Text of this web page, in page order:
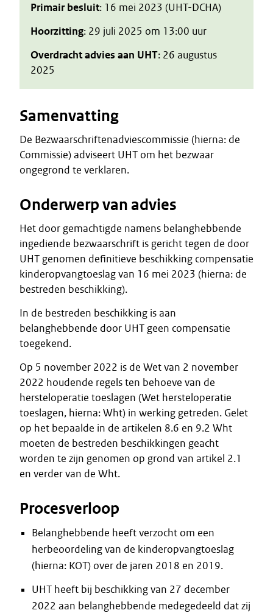
Primair besluit: 16 mei 2023 (UHT-DCHA)
Hoorzitting: 29 juli 2025 om 13:00 uur
Overdracht advies aan UHT: 26 augustus
2025
Samenvatting
De Bezwaarschriftenadviescommissie (hierna: de
Commissie) adviseert UHT om het bezwaar
ongegrond te verklaren.
Onderwerp van advies
Het door gemachtigde namens belanghebbende
ingediende bezwaarschrift is gericht tegen de door
UHT genomen definitieve beschikking compensatie
kinderopvangtoeslag van 16 mei 2023 (hierna: de
bestreden beschikking).
In de bestreden beschikking is aan
belanghebbende door UHT geen compensatie
toegekend.
Op 5 november 2022 is de Wet van 2 november
2022 houdende regels ten behoeve van de
hersteloperatie toeslagen (Wet hersteloperatie
toeslagen, hierna: Wht) in werking getreden. Gelet
op het bepaalde in de artikelen 8.6 en 9.2 Wht
moeten de bestreden beschikkingen geacht
worden te zijn genomen op grond van artikel 2.1
en verder van de Wht.
Procesverloop
Belanghebbende heeft verzocht om een
herbeoordeling van de kinderopvangtoeslag
(hierna: KOT) over de jaren 2018 en 2019.
UHT heeft bij beschikking van 27 december
2022 aan belanghebbende medegedeeld dat zij